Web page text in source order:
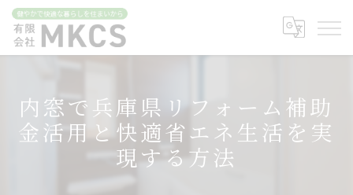
内窓で兵庫県リフォーム補助
金活用と快適省エネ生活を実
現する方法